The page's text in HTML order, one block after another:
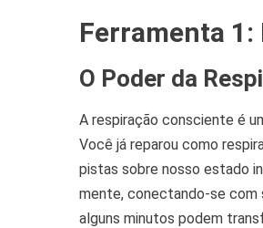
Ferramenta
O Poder da
A respiração consciente é
Você já reparou como
pistas sobre nosso estado
mente, conectando-se com
alguns minutos podem